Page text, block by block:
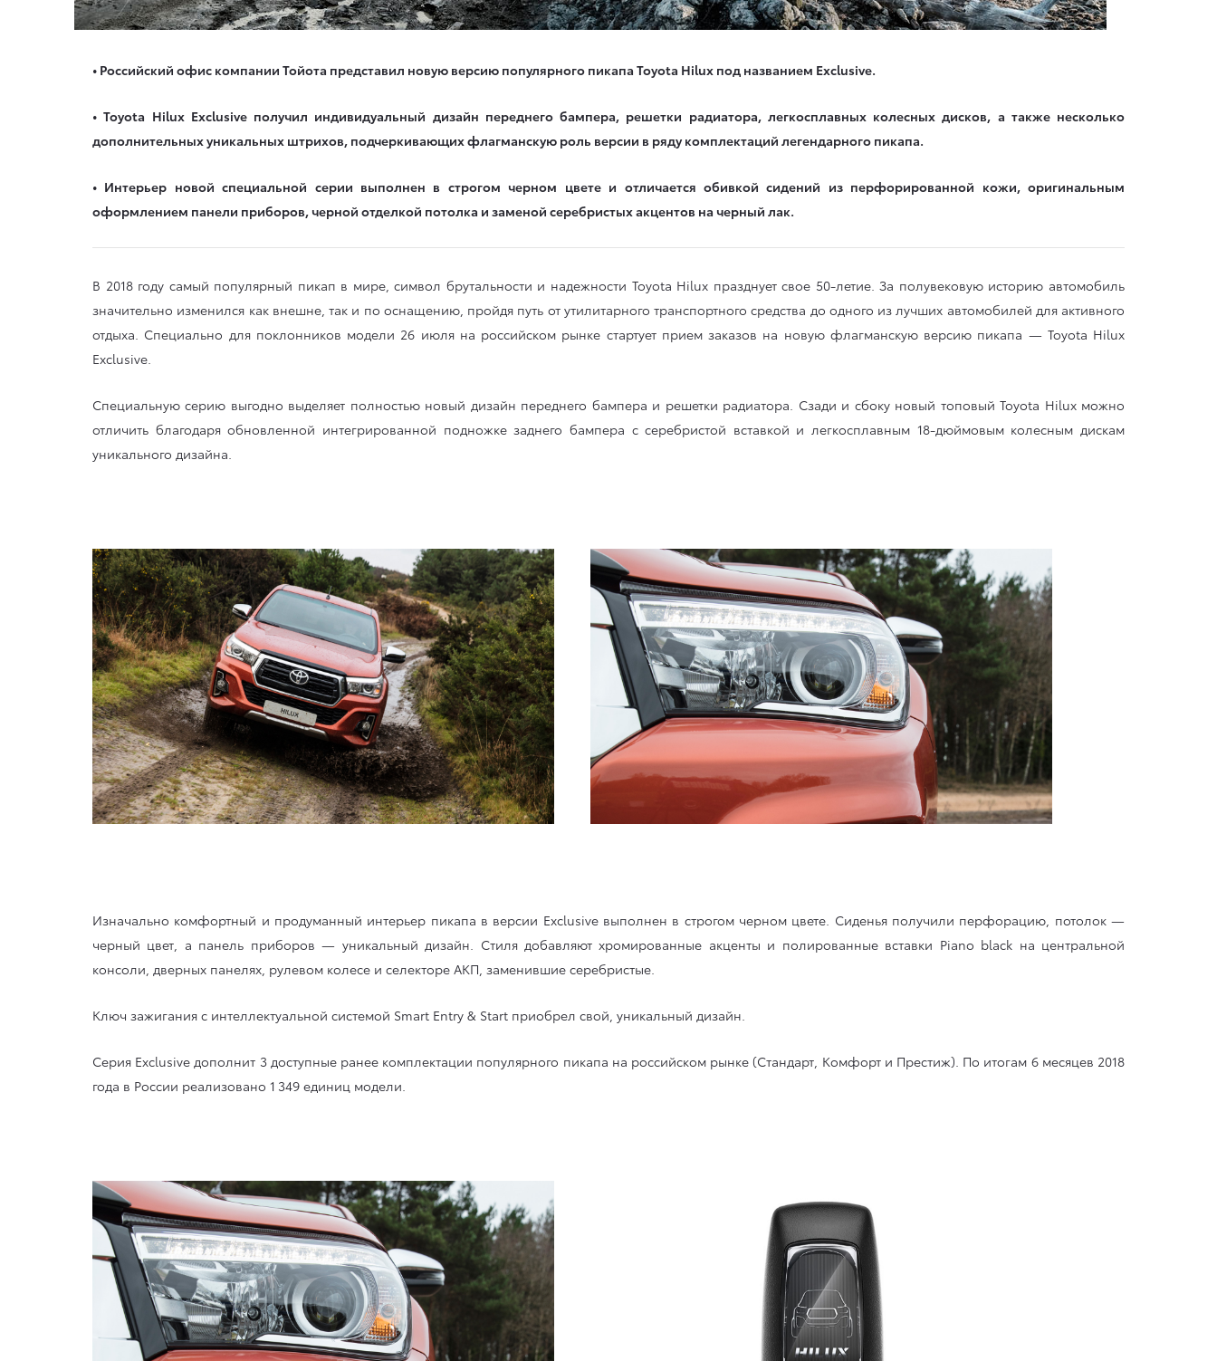
• Российский офис компании Тойота представил новую версию популярного пикапа Toyota Hilux под названием Exclusive.
• Toyota Hilux Exclusive получил индивидуальный дизайн переднего бампера, решетки радиатора, легкосплавных колесных дисков, а также несколько
дополнительных уникальных штрихов, подчеркивающих флагманскую роль версии в ряду комплектаций легендарного пикапа.
• Интерьер новой специальной серии выполнен в строгом черном цвете и отличается обивкой сидений из перфорированной кожи, оригинальным
оформлением панели приборов, черной отделкой потолка и заменой серебристых акцентов на черный лак.
В 2018 году самый популярный пикап в мире, символ брутальности и надежности Toyota Hilux празднует свое 50-летие. За полувековую историю автомобиль
значительно изменился как внешне, так и по оснащению, пройдя путь от утилитарного транспортного средства до одного из лучших автомобилей для активного
отдыха. Специально для поклонников модели 26 июля на российском рынке стартует прием заказов на новую флагманскую версию пикапа — Toyota Hilux
Exclusive.
Специальную серию выгодно выделяет полностью новый дизайн переднего бампера и решетки радиатора. Сзади и сбоку новый топовый Toyota Hilux можно
отличить благодаря обновленной интегрированной подножке заднего бампера с серебристой вставкой и легкосплавным 18-дюймовым колесным дискам
уникального дизайна.
Изначально комфортный и продуманный интерьер пикапа в версии Exclusive выполнен в строгом черном цвете. Сиденья получили перфорацию, потолок —
черный цвет, а панель приборов — уникальный дизайн. Стиля добавляют хромированные акценты и полированные вставки Piano black на центральной
консоли, дверных панелях, рулевом колесе и селекторе АКП, заменившие серебристые.
Ключ зажигания с интеллектуальной системой Smart Entry & Start приобрел свой, уникальный дизайн.
Серия Exсlusive дополнит 3 доступные ранее комплектации популярного пикапа на российском рынке (Стандарт, Комфорт и Престиж). По итогам 6 месяцев 2018
года в России реализовано 1 349 единиц модели.